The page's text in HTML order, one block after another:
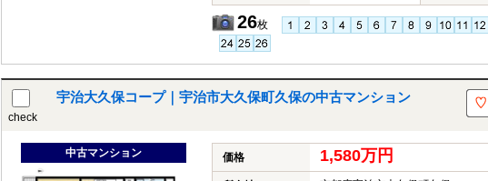
26枚
check
宇治大久保コープ｜宇治市大久保町久保の中古マンション
中古マンション 価格 1,580万円